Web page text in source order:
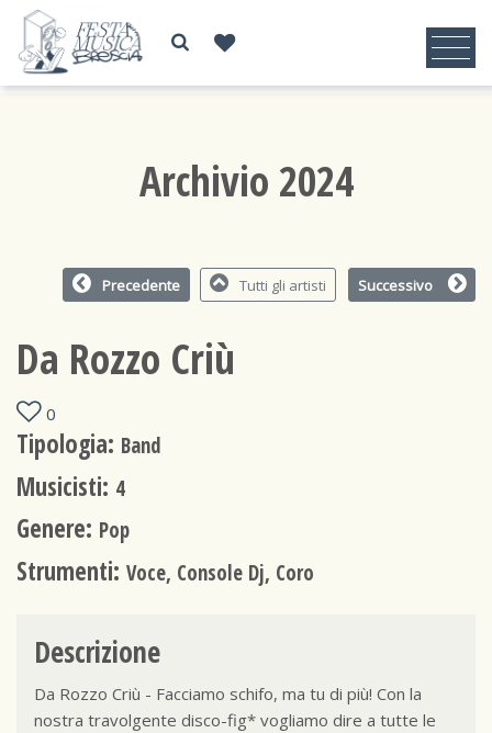
Archivio 2024
Precedente Tutti gli artisti Successivo
Da Rozzo Criù
0
Tipologia: Band
Musicisti: 4
Genere: Pop
Strumenti: Voce, Console Dj, Coro
Descrizione
Da Rozzo Criù - Facciamo schifo, ma tu di più! Con la
nostra travolgente disco-fig* vogliamo dire a tutte le